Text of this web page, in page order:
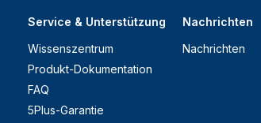
Service & Unterstützung
Wissenszentrum
Produkt-Dokumentation
FAQ
5Plus-Garantie
Nachrichten
Nachrichten